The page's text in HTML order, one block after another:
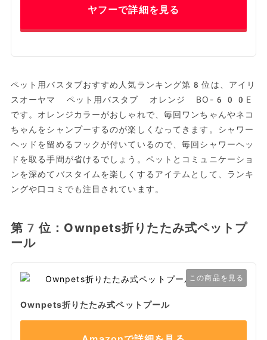
ヤフーで詳細を見る
ペット用バスタブおすすめ人気ランキング第8位は、アイリ
スオーヤマ ペット用バスタブ オレンジ BO-600E
です。オレンジカラーがおしゃれで、毎回ワンちゃんやネコ
ちゃんをシャンプーするのが楽しくなってきます。シャワー
ヘッドを留めるフックが付いているので、毎回シャワーヘッ
ドを取る手間が省けるでしょう。ペットとコミュニケーショ
ンを深めてバスタイムを楽しくするアイテムとして、ランキ
ングや口コミでも注目されています。
第7位：Ownpets折りたたみ式ペットプ
ール
この商品を見る
Ownpets折りたたみ式ペットプール